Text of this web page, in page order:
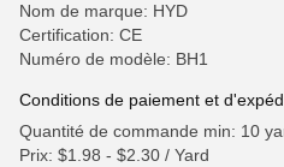
Nom de marque: HYD
Certification: CE
Numéro de modèle: BH1
Conditions de paiement et
Quantité de commande min: 10
Prix: $1.98 - $2.30 / Yard